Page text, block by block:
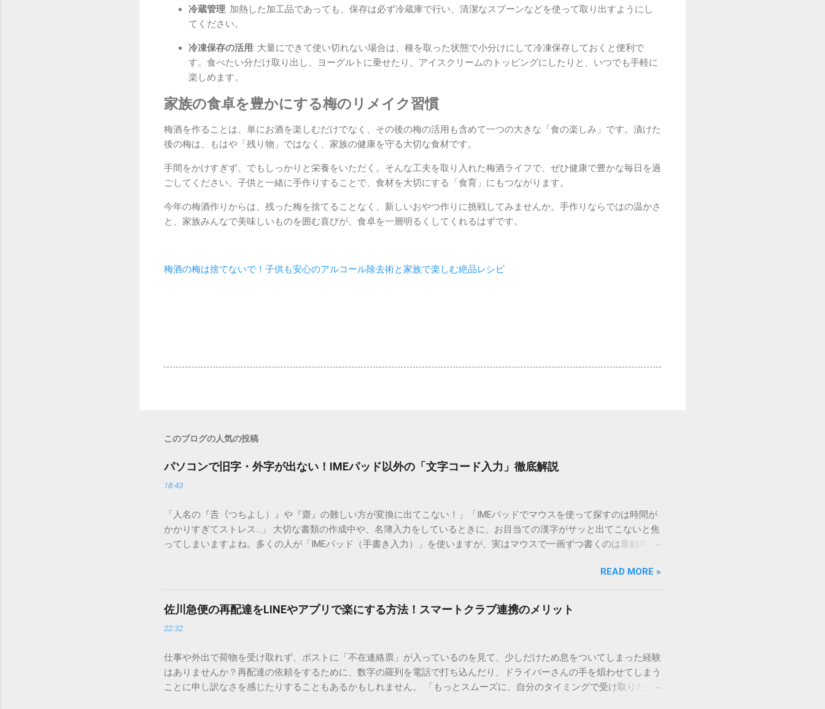
冷蔵管理: 加熱した加工品であっても、保存は必ず冷蔵庫で行い、清潔なスプーンなどを使って取り出すようにし
てください。
冷凍保存の活用: 大量にできて使い切れない場合は、種を取った状態で小分けにして冷凍保存しておくと便利で
す。食べたい分だけ取り出し、ヨーグルトに乗せたり、アイスクリームのトッピングにしたりと、いつでも手軽に
楽しめます。
家族の食卓を豊かにする梅のリメイク習慣
梅酒を作ることは、単にお酒を楽しむだけでなく、その後の梅の活用も含めて一つの大きな「食の楽しみ」です。漬けた
後の梅は、もはや「残り物」ではなく、家族の健康を守る大切な食材です。
手間をかけすぎず、でもしっかりと栄養をいただく。そんな工夫を取り入れた梅酒ライフで、ぜひ健康で豊かな毎日を過
ごしてください。子供と一緒に手作りすることで、食材を大切にする「食育」にもつながります。
今年の梅酒作りからは、残った梅を捨てることなく、新しいおやつ作りに挑戦してみませんか。手作りならではの温かさ
と、家族みんなで美味しいものを囲む喜びが、食卓を一層明るくしてくれるはずです。
梅酒の梅は捨てないで！子供も安心のアルコール除去術と家族で楽しむ絶品レシピ
このブログの人気の投稿
パソコンで旧字・外字が出ない！IMEパッド以外の「文字コード入力」徹底解説
18:43
「人名の『𠮷（つちよし）』や『齋』の難しい方が変換に出てこない！」「IMEパッドでマウスを使って探すのは時間が
かかりすぎてストレス…」 大切な書類の作成中や、名簿入力をしているときに、お目当ての漢字がサッと出てこないと焦
ってしまいますよね。多くの人が「IMEパッド（手書き入力）」を使いますが、実はマウスで一画ずつ書くのは非効率で
ードを打ち込むだけで一瞬で旧字や外字、特殊記号を呼び出す「文字コード入力」のテクニックを詳しく解説します。
この方法をマスターすれば、もう難しい漢字の入力で手を止める必要はありません。 1. なぜ「変換」しても旧字・外字
が出てこないのか？ そもそも、なぜ普通の変換で出てこない漢字があるのでしょうか。その理由は、パソコンが文字を
認識する仕組みにあります。 日本のパソコンで一般的に使われる漢字は、JIS規格（日本産業規格）によって「第1水
準」「第2水準」といった形で整理されています。しかし、人名や地名に使われる非常に古い漢字（旧字）や、特定の組
「Unicode（ユニコード）」や「JISコード」といった 文字コード です。パソコン上のすべての文字には、いわば「住
所」のような番号が割り振られています。変換候補に出ない文字でも、この住所（コード）を直接指定すれば、確実に呼
び出すことができるのです。 2. Windows標準機能！文字コードで漢字を出す「16進数入力」 最も汎用性が高く、特別な
READ MORE »
佐川急便の再配達をLINEやアプリで楽にする方法！スマートクラブ連携のメリット
22:32
仕事や外出で荷物を受け取れず、ポストに「不在連絡票」が入っているのを見て、少しだけため息をついてしまった経験
はありませんか？再配達の依頼をするために、数字の羅列を電話で打ち込んだり、ドライバーさんの手を煩わせてしまう
ことに申し訳なさを感じたりすることもあるかもしれません。 「もっとスムーズに、自分のタイミングで受け取りた